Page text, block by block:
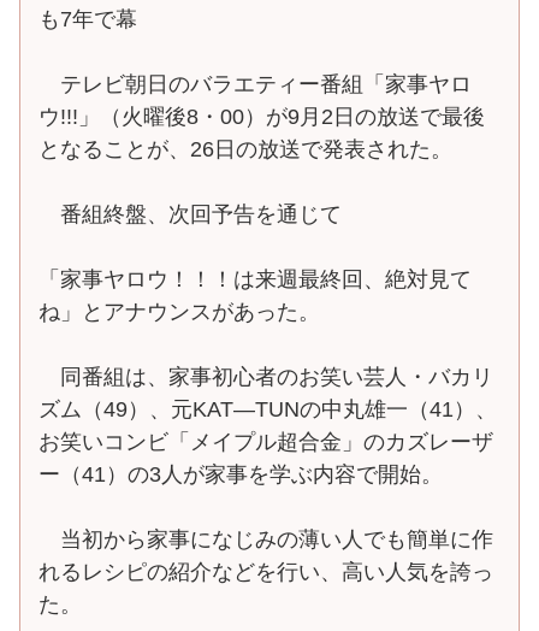
も7年で幕
テレビ朝日のバラエティー番組「家事ヤロ
ウ!!!」（火曜後8・00）が9月2日の放送で最後
となることが、26日の放送で発表された。
番組終盤、次回予告を通じて
「家事ヤロウ！！！は来週最終回、絶対見て
ね」とアナウンスがあった。
同番組は、家事初心者のお笑い芸人・バカリ
ズム（49）、元KAT―TUNの中丸雄一（41）、
お笑いコンビ「メイプル超合金」のカズレーザ
ー（41）の3人が家事を学ぶ内容で開始。
当初から家事になじみの薄い人でも簡単に作
れるレシピの紹介などを行い、高い人気を誇っ
た。